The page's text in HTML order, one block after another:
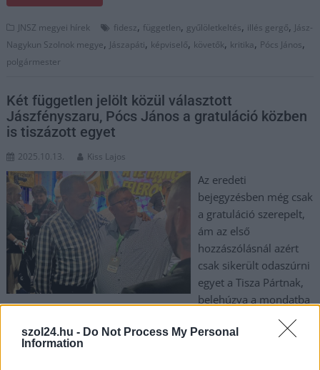
szol24.hu - Do Not Process My Personal
Information
JNSZ megyei hírek fidesz, független, gyűlöletkeltés, illés gergő, Jász-
Nagykun Szolnok megye, Jászapáti, képviselő, követők, kritika, Pócs János,
polgármester
Két független jelölt közül választott
Jászfényszaru, Pócs János a gratuláció közben
is tiszázott egyet
2025.10.13. Kiss Lajos
Az eredeti
bejegyzésben még csak
a gratuláció szerepelt,
ám az első
hozzászólásnál azért
csak sikerült odaszúrni
egyet a Tisza Pártnak,
belehúzva a mondatba
a „tisztességtelen és szánalmas” jelzőket. Ismét dübörög a
fideszes politika a Jászkunságban.